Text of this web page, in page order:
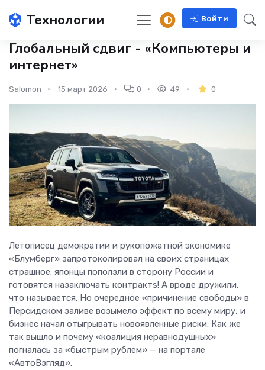
Технологии Войти
Глобальный сдвиг - «Компьютеры и
интернет»
Salomon 15 март 2026 0 49 0
Летописец демократии и рукопожатной экономике
«Блумберг» запротоколировал на своих страницах
страшное: японцы поползли в сторону России и
готовятся назаключать контрактs! А вроде дружили,
что называется. Но очередное «причинение свободы» в
Персидском заливе возымело эффект по всему миру, и
бизнес начал отыгрывать новоявленные риски. Как же
так вышло и почему «коалиция неравнодушных»
погналась за «быстрым рублем» — на портале
«АвтоВзгляд».